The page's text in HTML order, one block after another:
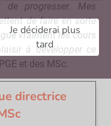
progresser.
Mes
de faire en sorte
vraiment les cours
à développer ce
et des MSc.
directrice
Je déciderai plus
tard